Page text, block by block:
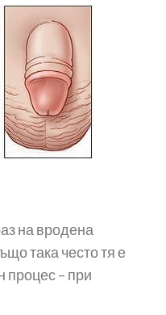
на вродена
така често тя е
про­цес – при